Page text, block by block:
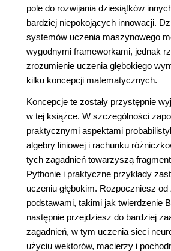
pole do rozwijania dziesiątków
bardziej niepokojących innowacji.
systemów uczenia maszynowego
wygodnymi frameworkami, jednak
zrozumienie uczenia głębokiego
kilku koncepcji matematycznych.
Koncepcje te zostały przystępnie
w tej książce. W szczególności
praktycznymi aspektami
algebry liniowej i rachunku
tych zagadnień towarzyszą
Pythonie i praktyczne przykłady
uczeniu głębokim. Rozpoczniesz
podstawami, takimi jak twierdzenie
następnie przejdziesz do bardziej
zagadnień, w tym uczenia sieci
użyciu wektorów, macierzy i